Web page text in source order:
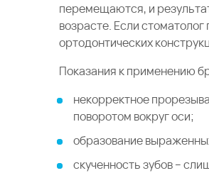
перемещаются, и
возрасте. Если
ортодонтических
Показания к применению
некорректное
поворотом вокруг оси;
образование
скученность зубов –